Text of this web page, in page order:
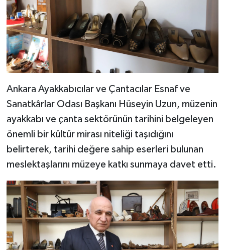
Ankara Ayakkabıcılar ve Çantacılar Esnaf ve
Sanatkârlar Odası Başkanı Hüseyin Uzun, müzenin
ayakkabı ve çanta sektörünün tarihini belgeleyen
önemli bir kültür mirası niteliği taşıdığını
belirterek, tarihi değere sahip eserleri bulunan
meslektaşlarını müzeye katkı sunmaya davet etti.